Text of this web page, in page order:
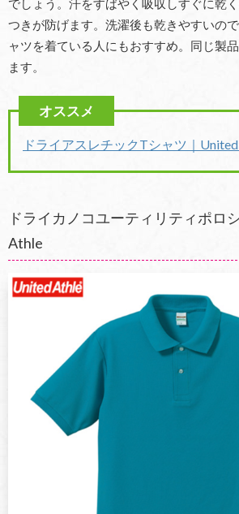
でしょう。汗をすばやく吸収しすぐに乾
つきが防げます。洗濯後も乾きやすいの
ャツを着ている人にもおすすめ。同じ製
ます。
ドライアスレチックTシャツ｜
ドライカノコユーティリティポロ
Athle